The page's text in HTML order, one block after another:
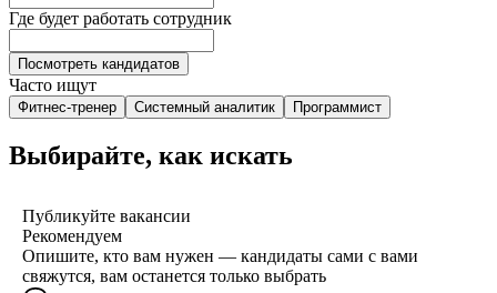
Где будет работать сотрудник
Посмотреть кандидатов
Часто ищут
Фитнес-тренер Системный аналитик Программист
Выбирайте, как искать
Публикуйте вакансии
Рекомендуем
Опишите, кто вам нужен — кандидаты сами с вами
свяжутся, вам останется только выбрать